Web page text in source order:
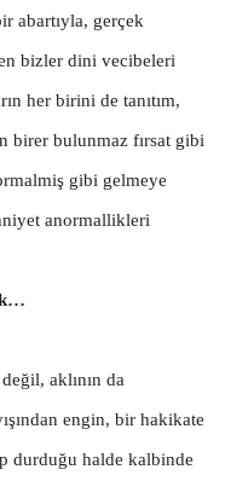
abartıyla, gerçek
bizler dini vecibeleri
her birini de tanıtım,
birer bulunmaz fırsat gibi
gibi gelmeye
anormallikleri
aklının da
engin, bir hakikate
durduğu halde kalbinde